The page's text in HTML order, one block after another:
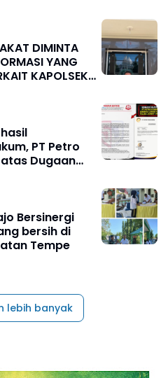
DIMINTA
YANG
KAPOLSEK
PT Petro
Dugaan
Success Fee
Bersinergi
bersih di
Tempe
lebih banyak